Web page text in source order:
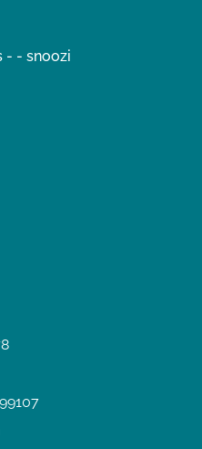
- - snoozi